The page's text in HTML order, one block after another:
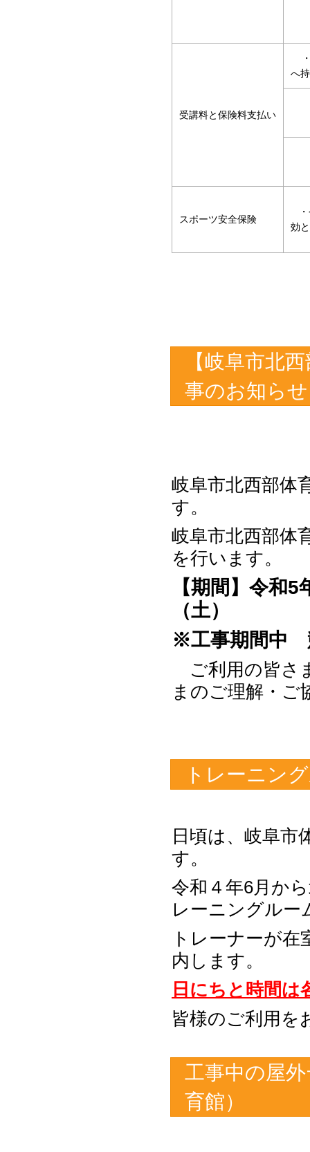
受講料と保険料支払い
・
スポーツ安全保険
・
効
【岐阜市北
事のお知らせ
岐阜市北西部体
す。
岐阜市北西部体
を行います。
【期間】令和5
（土）
※工事期間中
ご利用の皆さ
まのご理解・ご
トレーニン
日頃は、岐阜市
す。
令和４年6月か
レーニングルー
トレーナーが在
内します。
日にちと時間は
皆様のご利用を
工事中の屋
育館）